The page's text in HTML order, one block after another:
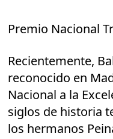
Premio Nacional
Recientemente,
reconocido en
Nacional a la
siglos de historia
los hermanos